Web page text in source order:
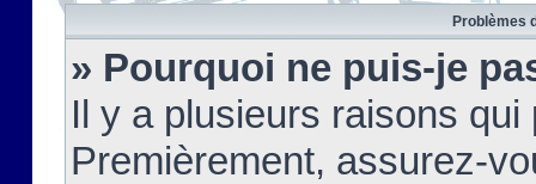
Problèmes
» Pourquoi ne puis-je
Il y a plusieurs raisons
Premièrement, assurez-